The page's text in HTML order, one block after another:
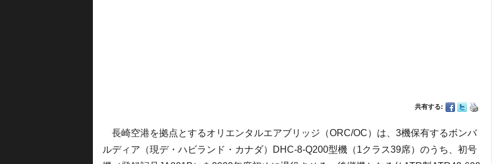
共有する:
長崎空港を拠点とするオリエンタルエアブリッジ（ORC/OC）は、3機保有するボンバ
ルディア（現デ・ハビランド・カナダ）DHC-8-Q200型機（1クラス39席）のうち、初号